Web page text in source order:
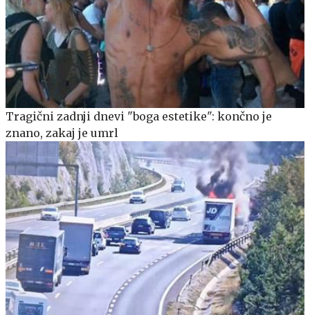
Tragični zadnji dnevi "boga estetike": končno je
znano, zakaj je umrl